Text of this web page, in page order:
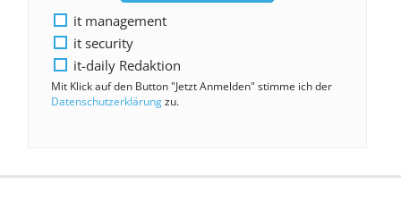
it management
it security
it-daily Redaktion
Mit Klick auf den Button "Jetzt Anmelden" stimme ich der
Datenschutzerklärungzu.